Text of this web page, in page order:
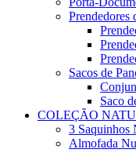
Prendedores
Sacos de
Saco
COLEÇÃO
3 Saquinhos
Almofada